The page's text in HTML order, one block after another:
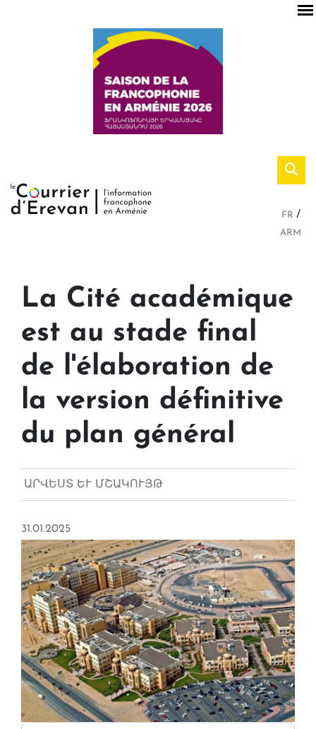
FR
ARM
La Cité académique
est au stade final
de l'élaboration de
la version définitive
du plan général
ԱՐՎԵՍՏ ԵՒ ՄՇԱԿՈՒՅԹ
31.01.2025